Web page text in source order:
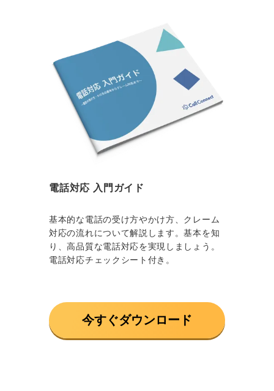
電話対応 入門ガイド
基本的な電話の受け方やかけ方、クレーム
対応の流れについて解説します。基本を知
り、高品質な電話対応を実現しましょう。
電話対応チェックシート付き。
今すぐダウンロード